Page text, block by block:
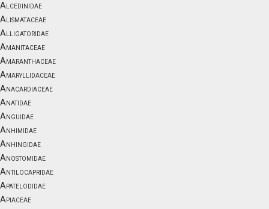
Alcedinidae
Alismataceae
Alligatoridae
Amanitaceae
Amaranthaceae
Amaryllidaceae
Anacardiaceae
Anatidae
Anguidae
Anhimidae
Anhingidae
Anostomidae
Antilocapridae
Apatelodidae
Apiaceae